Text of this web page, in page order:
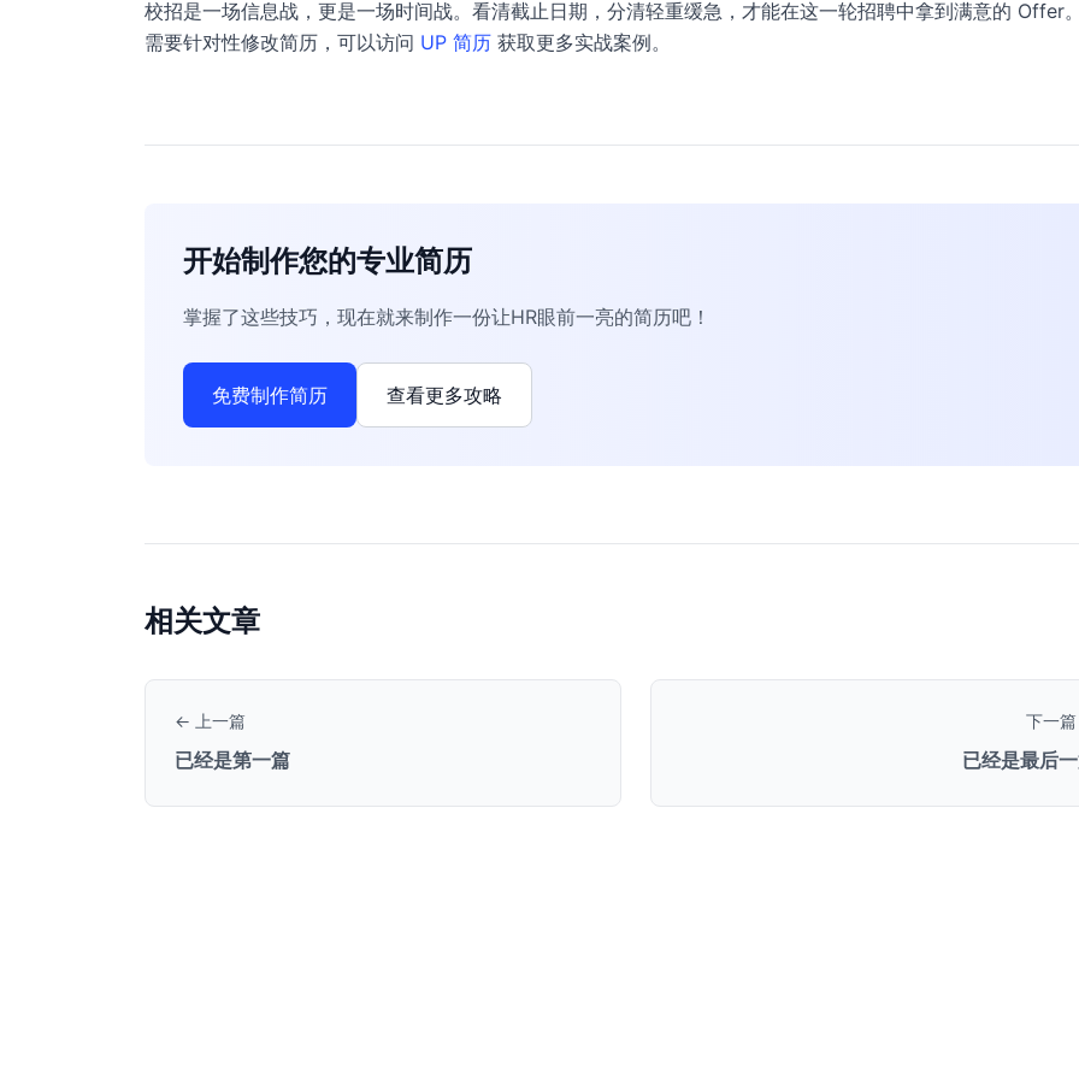
校招是一场信息战，更是一场时间战。看清截止日期，分清轻重缓急，才能在这一轮招聘中拿到满意的 Offer
需要针对性修改简历，可以访问 UP 简历 获取更多实战案例。
开始制作您的专业简历
掌握了这些技巧，现在就来制作一份让HR眼前一亮的简历吧！
免费制作简历 查看更多攻略
相关文章
← 上一篇
已经是第一篇
下一
已经是最后